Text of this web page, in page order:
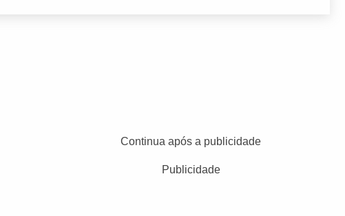
Continua após a publicidade
Publicidade